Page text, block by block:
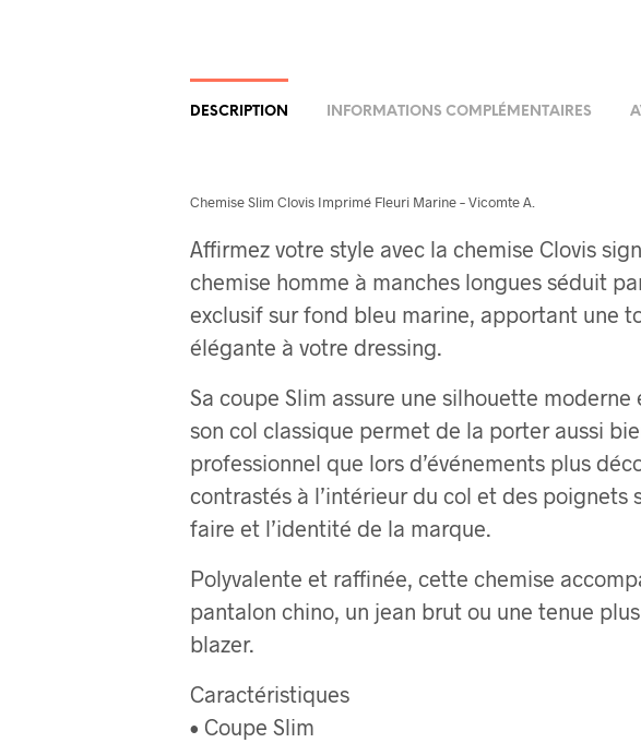
DESCRIPTION INFORMATIONS COMPLÉMENTAIRES
Chemise Slim Clovis Imprimé Fleuri Marine – Vicomte A.
Affirmez votre style avec la chemise Clovis
chemise homme à manches longues séduit
exclusif sur fond bleu marine, apportant une
élégante à votre dressing.
Sa coupe Slim assure une silhouette
son col classique permet de la porter aussi
professionnel que lors d’événements plus
contrastés à l’intérieur du col et des poignets
faire et l’identité de la marque.
Polyvalente et raffinée, cette chemise
pantalon chino, un jean brut ou une tenue
blazer.
Caractéristiques
• Coupe Slim